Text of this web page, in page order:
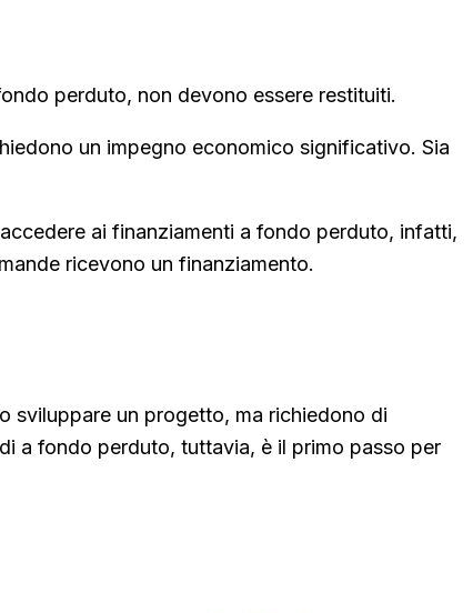
perduto, non devono essere restituiti.
un impegno economico significativo. Sia
ai finanziamenti a fondo perduto, infatti,
ricevono un finanziamento.
sviluppare un progetto, ma richiedono di
a fondo perduto, tuttavia, è il primo passo per